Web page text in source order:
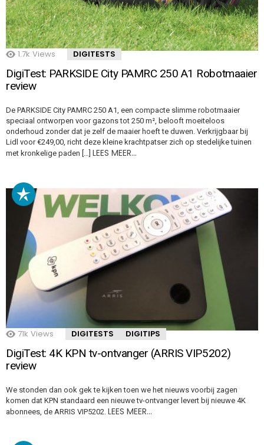
1.7k Views DIGITESTS
DigiTest: PARKSIDE City PAMRC 250 A1 Robotmaaier
review
De PARKSIDE City PAMRC 250 A1, een compacte slimme robotmaaier
speciaal ontworpen voor gazons tot 250 m², belooft moeiteloos
onderhoud zonder dat je zelf de maaier hoeft te duwen. Verkrijgbaar bij
Lidl voor €249,00, richt deze kleine krachtpatser zich op stedelijke tuinen
met kronkelige paden […] LEES MEER…
71k Views DIGITESTS DIGITIPS
DigiTest: 4K KPN tv-ontvanger (ARRIS VIP5202)
review
We stonden dan ook gek te kijken toen we het nieuws voorbij zagen
komen dat KPN standaard een nieuwe tv-ontvanger levert bij nieuwe 4K
abonnees, de ARRIS VIP5202. LEES MEER…